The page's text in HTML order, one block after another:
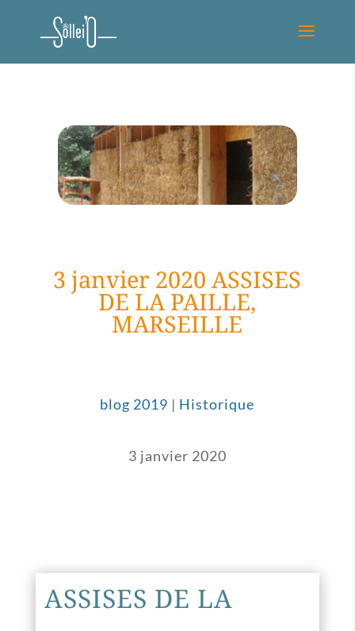
3 janvier 2020 ASSISES
DE LA PAILLE,
MARSEILLE
blog 2019 | Historique
3 janvier 2020
ASSISES DE LA